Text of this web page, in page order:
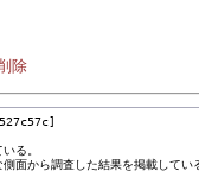
除
る。
面から調査した結果を掲載してい